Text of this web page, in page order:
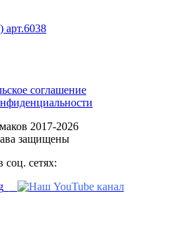
арт.6038
соглашение
2017-2026
защищены
сетях: